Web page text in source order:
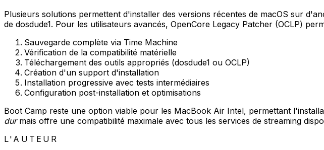
Plusieurs solutions permettent d'installer des versions récentes de macOS sur
de dosdude1. Pour les utilisateurs avancés, OpenCore Legacy Patcher (OCLP)
Sauvegarde complète via Time Machine
Vérification de la compatibilité matérielle
Téléchargement des outils appropriés (dosdude1 ou OCLP)
Création d'un support d'installation
Installation progressive avec tests intermédiaires
Configuration post-installation et optimisations
Boot Camp reste une option viable pour les MacBook Air Intel, permettant
durmais offre une compatibilité maximale avec tous les services de streaming
L'AUTEUR